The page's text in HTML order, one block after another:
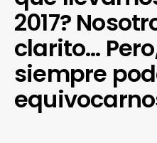
2017?
clarito…
siempre